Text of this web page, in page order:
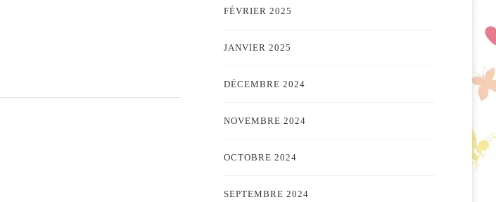
FÉVRIER 2025
JANVIER 2025
DÉCEMBRE 2024
NOVEMBRE 2024
OCTOBRE 2024
SEPTEMBRE 2024